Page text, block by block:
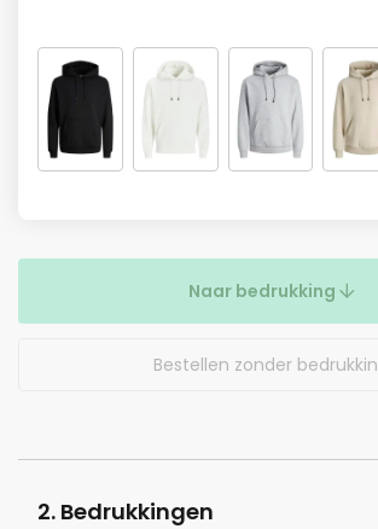
Naar bedrukking
Bestellen zonder
2. Bedrukkingen